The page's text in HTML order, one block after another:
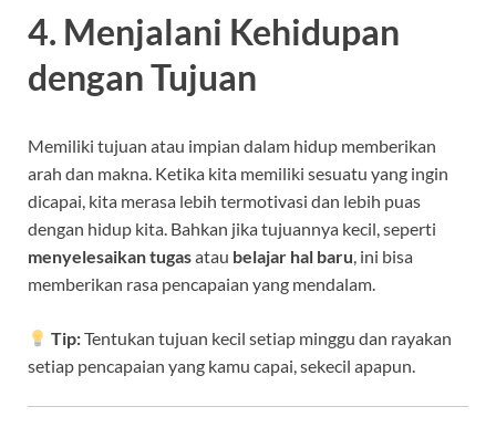
4. Menjalani Kehidupan
dengan Tujuan
Memiliki tujuan atau impian dalam hidup memberikan
arah dan makna. Ketika kita memiliki sesuatu yang ingin
dicapai, kita merasa lebih termotivasi dan lebih puas
dengan hidup kita. Bahkan jika tujuannya kecil, seperti
menyelesaikan tugasatau belajar hal baru, ini bisa
memberikan rasa pencapaian yang mendalam.
Tip:Tentukan tujuan kecil setiap minggu dan rayakan
setiap pencapaian yang kamu capai, sekecil apapun.